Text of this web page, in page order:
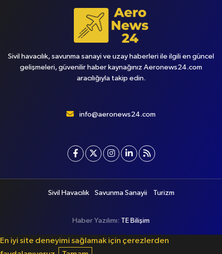
Sivil havacılık, savunma sanayi ve uzay haberleri ile ilgili en güncel
gelişmeleri, güvenilir haber kaynağınız Aeronews24.com
aracılığıyla takip edin.
info@aeronews24.com
Sivil Havacılık Savunma Sanayii Turizm
Haber Yazılımı: TE Bilişim
En iyi site deneyimi sağlamak için çerezlerden